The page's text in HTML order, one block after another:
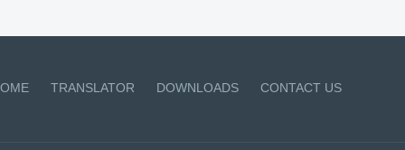
TRANSLATOR DOWNLOADS CONTACT US